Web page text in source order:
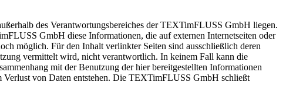
des Verantwortungsbereiches der TEXTimFLUSS GmbH liegen.
GmbH diese Informationen, die auf externen Internetseiten oder
möglich. Für den Inhalt verlinkter Seiten sind ausschließlich deren
vermittelt wird, nicht verantwortlich. In keinem Fall kann die
mit der Benutzung der hier bereitgestellten Informationen
Verlust von Daten entstehen. Die TEXTimFLUSS GmbH schließt